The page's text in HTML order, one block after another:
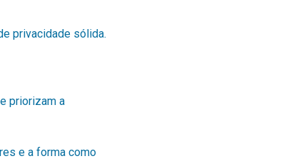
privacidade sólida.
priorizam a
e a forma como